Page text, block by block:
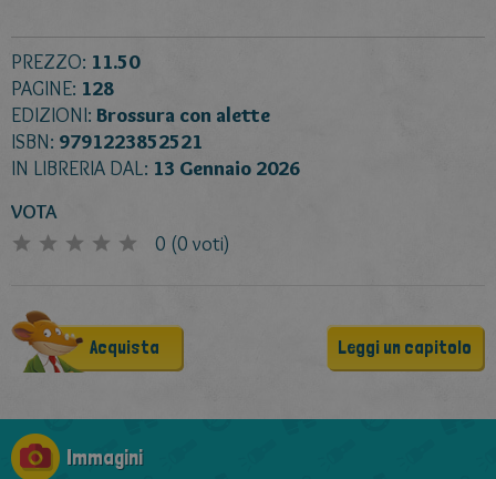
PREZZO: 11.50
PAGINE: 128
EDIZIONI: Brossura con alette
ISBN: 9791223852521
IN LIBRERIA DAL: 13 Gennaio 2026
VOTA
0 (0 voti)
Acquista Leggi un capitolo
Immagini